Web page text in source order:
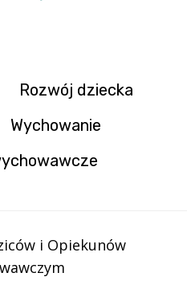
Rozwój dziecka
Wychowanie
i Opiekunów